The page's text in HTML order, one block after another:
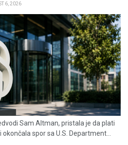
6, 2026
Sam Altman, pristala je da plati
spor sa U.S. Department...